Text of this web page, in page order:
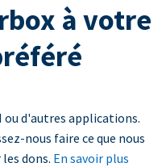
à votre
d'autres applications.
nous faire ce que nous
dons. En savoir plus